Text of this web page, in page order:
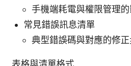
手機端耗電與權限管理
常見錯誤訊息清單
典型錯誤碼與對應的修
表格與清單格式